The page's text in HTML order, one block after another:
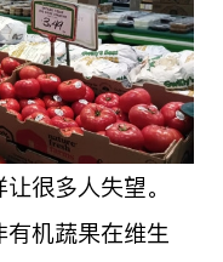
很多人失望。
机蔬果在维生